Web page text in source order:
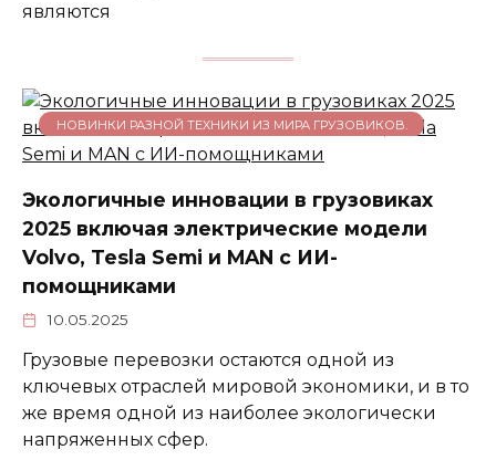
являются
НОВИНКИ РАЗНОЙ ТЕХНИКИ ИЗ МИРА ГРУЗОВИКОВ.
Экологичные инновации в грузовиках
2025 включая электрические модели
Volvo, Tesla Semi и MAN с ИИ-
помощниками
10.05.2025
Грузовые перевозки остаются одной из
ключевых отраслей мировой экономики, и в то
же время одной из наиболее экологически
напряженных сфер.